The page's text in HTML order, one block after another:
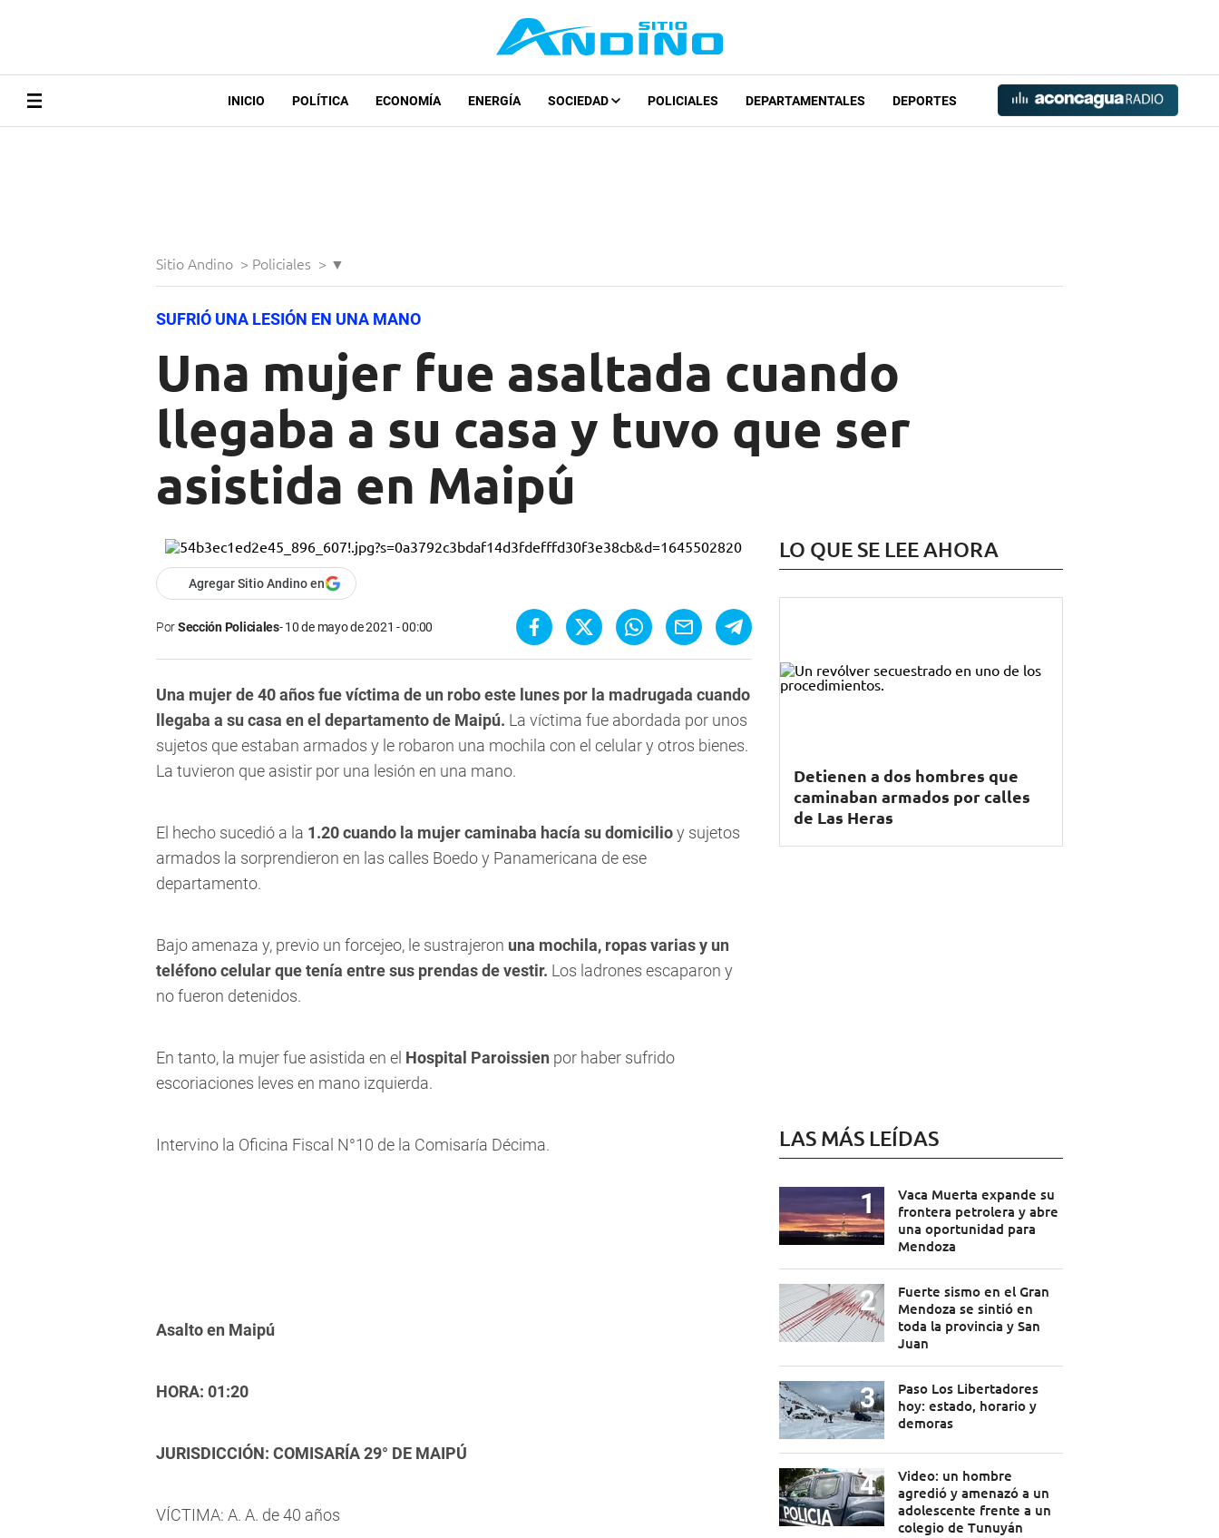
INICIO POLÍTICA ECONOMÍA ENERGÍA SOCIEDAD POLICIALES DEPARTAMENTALES DEPORTES
Sitio Andino > Policiales > ▼
SUFRIÓ UNA LESIÓN EN UNA MANO
Una mujer fue asaltada cuando
llegaba a su casa y tuvo que ser
asistida en Maipú
Agregar Sitio Andino en
PorSección Policiales 10 de mayo de 2021 - 00:00
Una mujer de 40 años fue víctima de un robo este lunes por la madrugada cuando
llegaba a su casa en el departamento de Maipú. La víctima fue abordada por unos
sujetos que estaban armados y le robaron una mochila con el celular y otros bienes.
La tuvieron que asistir por una lesión en una mano.
El hecho sucedió a la 1.20 cuando la mujer caminaba hacía su domicilioy sujetos
armados la sorprendieron en las calles Boedo y Panamericana de ese
departamento.
Bajo amenaza y, previo un forcejeo, le sustrajeron una mochila, ropas varias y un
teléfono celular que tenía entre sus prendas de vestir. Los ladrones escaparon y
no fueron detenidos.
En tanto, la mujer fue asistida en el Hospital Paroissien por haber sufrido
escoriaciones leves en mano izquierda.
Intervino la Oficina Fiscal N°10 de la Comisaría Décima.
Asalto en Maipú
HORA: 01:20
JURISDICCIÓN: COMISARÍA 29° DE MAIPÚ
VÍCTIMA: A. A. de 40 años
LO QUE SE LEE AHORA
Detienen a dos hombres que
caminaban armados por calles
de Las Heras
LAS MÁS LEÍDAS
Vaca Muerta expande su
frontera petrolera y abre
una oportunidad para
Mendoza
Fuerte sismo en el Gran
Mendoza se sintió en
toda la provincia y San
Juan
Paso Los Libertadores
hoy: estado, horario y
demoras
Video: un hombre
agredió y amenazó a un
adolescente frente a un
colegio de Tunuyán